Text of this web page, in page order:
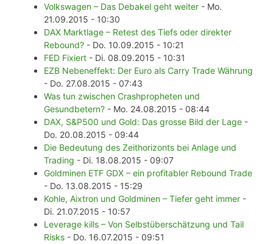
Volkswagen – Das Debakel geht weiter - Mo.
21.09.2015 - 10:30
DAX Marktlage – Retest des Tiefs oder direkter
Rebound? - Do. 10.09.2015 - 10:21
FED Fixiert - Di. 08.09.2015 - 10:31
EZB Nebeneffekt: Der Euro als Carry Trade Währung
- Do. 27.08.2015 - 07:43
Was tun zwischen Crashpropheten und
Gesundbetern? - Mo. 24.08.2015 - 08:44
DAX, S&P500 und Gold: Das grosse Bild der Lage -
Do. 20.08.2015 - 09:44
Die Bedeutung des Zeithorizonts bei Anlage und
Trading - Di. 18.08.2015 - 09:07
Goldminen ETF GDX – ein profitabler Rebound Trade
- Do. 13.08.2015 - 15:29
Kohle, Aixtron und Goldminen – Tiefer geht immer -
Di. 21.07.2015 - 10:57
Leverage kills – Von Selbstüberschätzung und Tail
Risks - Do. 16.07.2015 - 09:51